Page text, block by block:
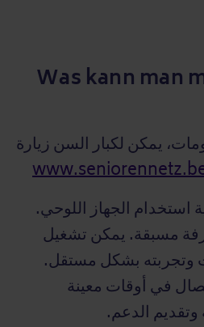
Was kann man
يمكن لكبار السن زيارة
استخدام الجهاز اللوحي.
مسبقة. يمكن تشغيل
وتجربته بشكل مستقل.
في أوقات معينة
وتقديم الدعم.